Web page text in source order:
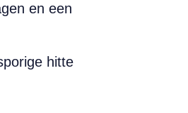
en een
hitte